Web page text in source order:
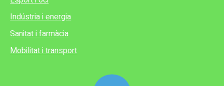
Indústria i energia
Sanitat i farmàcia
Mobilitat i transport